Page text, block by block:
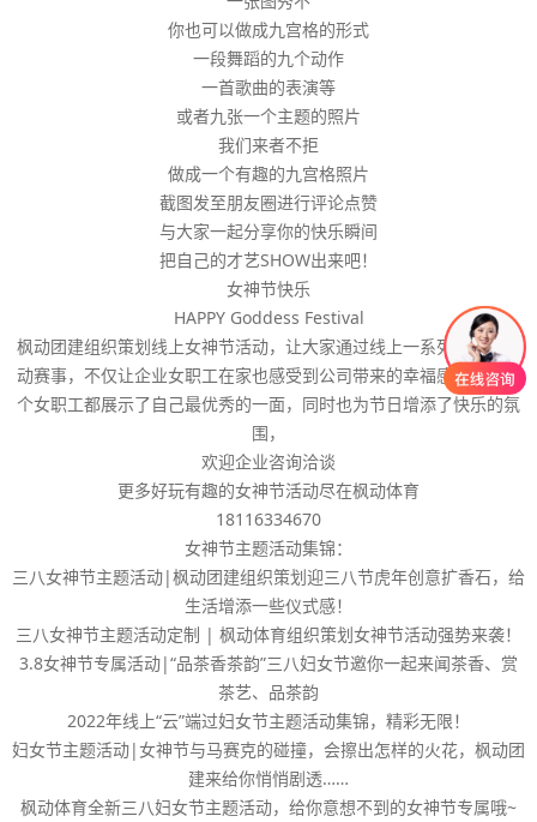
你也可以做成九宫格的形式
一段舞蹈的九个动作
一首歌曲的表演等
或者九张一个主题的照片
我们来者不拒
做成一个有趣的九宫格照片
截图发至朋友圈进行评论点赞
与大家一起分享你的快乐瞬间
把自己的才艺SHOW出来吧！
女神节快乐
HAPPY Goddess Festival
枫动团建组织策划线上女神节活动，让大家通过线上一系列有趣的活
动赛事，不仅让企业女职工在家也感受到公司带来的幸福感，让每一
个女职工都展示了自己最优秀的一面，同时也为节日增添了快乐的氛
围，
欢迎企业咨询洽谈
更多好玩有趣的女神节活动尽在枫动体育
18116334670
女神节主题活动集锦：
三八女神节主题活动|枫动团建组织策划迎三八节虎年创意扩香石，给
生活增添一些仪式感！
三八女神节主题活动定制 | 枫动体育组织策划女神节活动强势来袭！
3.8女神节专属活动|“品茶香茶韵”三八妇女节邀你一起来闻茶香、赏
茶艺、品茶韵
2022年线上“云”端过妇女节主题活动集锦，精彩无限！
妇女节主题活动|女神节与马赛克的碰撞，会擦出怎样的火花，枫动团
建来给你悄悄剧透……
枫动体育全新三八妇女节主题活动，给你意想不到的女神节专属哦~